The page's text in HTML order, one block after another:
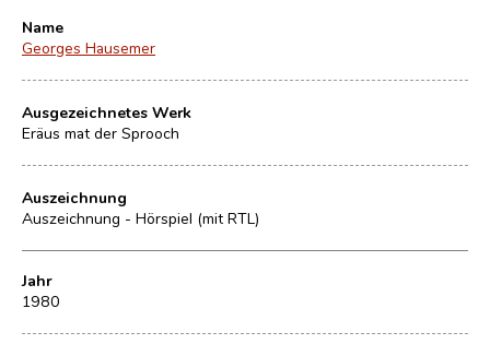
Name
Georges Hausemer
Ausgezeichnetes Werk
Eräus mat der Sprooch
Auszeichnung
Auszeichnung - Hörspiel (mit RTL)
Jahr
1980